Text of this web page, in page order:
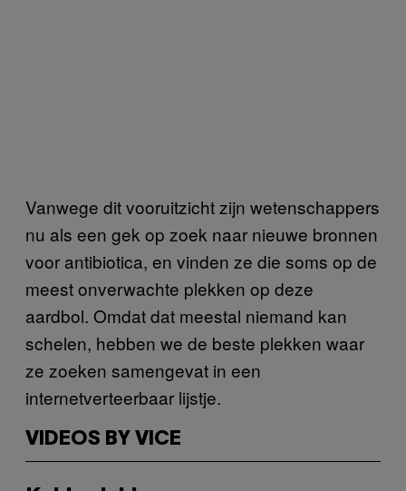
Vanwege dit vooruitzicht zijn wetenschappers
nu als een gek op zoek naar nieuwe bronnen
voor antibiotica, en vinden ze die soms op de
meest onverwachte plekken op deze
aardbol. Omdat dat meestal niemand kan
schelen, hebben we de beste plekken waar
ze zoeken samengevat in een
internetverteerbaar lijstje.
VIDEOS BY VICE